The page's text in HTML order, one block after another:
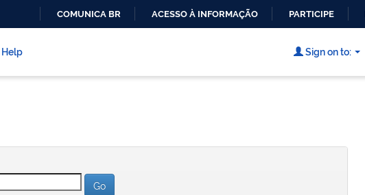
CONTEÚDO
COMUNICA BR ACESSO À INFORMAÇÃO PARTICIPE
Help Sign on to: